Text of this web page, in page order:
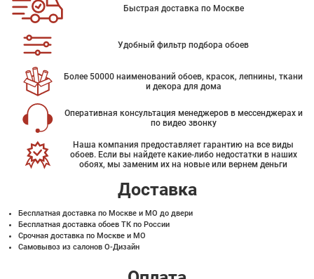
Быстрая доставка по Москве
Удобный фильтр подбора обоев
Более 50000 наименований обоев, красок, лепнины, ткани
и декора для дома
Оперативная консультация менеджеров в мессенджерах и
по видео звонку
Наша компания предоставляет гарантию на все виды
обоев. Если вы найдете какие-либо недостатки в наших
обоях, мы заменим их на новые или вернем деньги
Доставка
Бесплатная доставка по Москве и МО до двери
Бесплатная доставка обоев ТК по России
Срочная доставка по Москве и МО
Самовывоз из салонов О-Дизайн